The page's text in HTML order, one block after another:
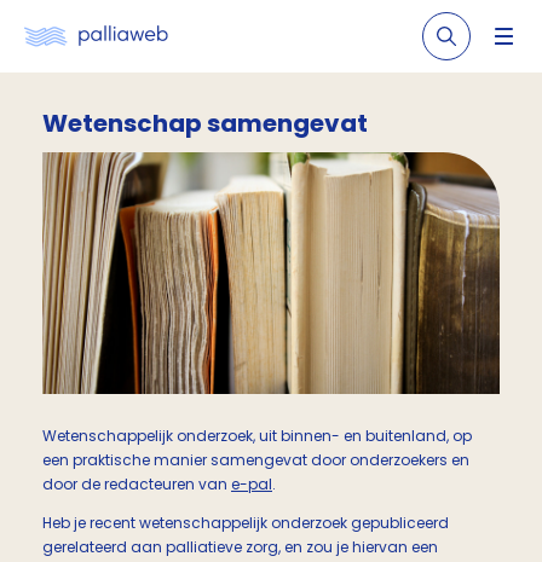
Wetenschap samengevat
Wetenschappelijk onderzoek, uit binnen- en buitenland, op
een praktische manier samengevat door onderzoekers en
door de redacteuren van e-pal.
Heb je recent wetenschappelijk onderzoek gepubliceerd
gerelateerd aan palliatieve zorg, en zou je hiervan een